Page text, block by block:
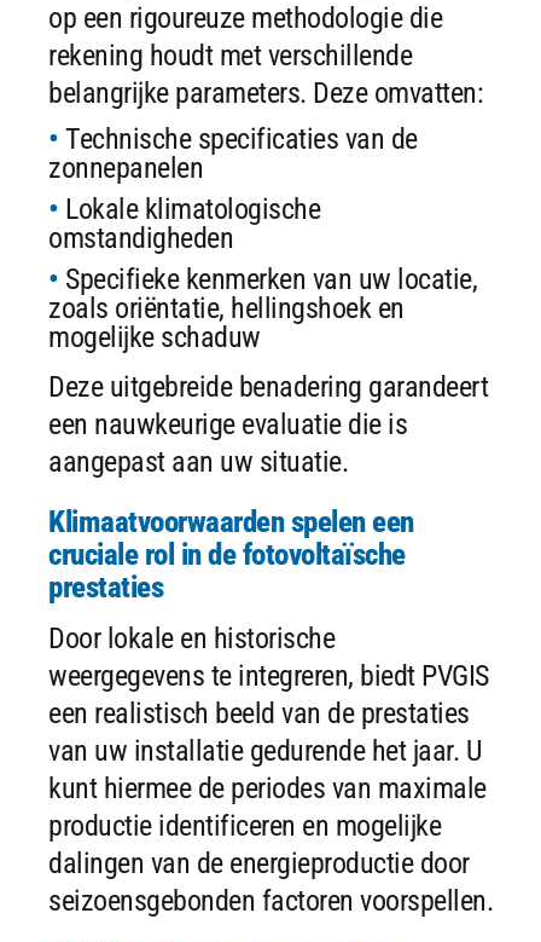
op een rigoureuze methodologie die
rekening houdt met verschillende
belangrijke parameters. Deze omvatten:
Technische specificaties van de
zonnepanelen
Lokale klimatologische
omstandigheden
Specifieke kenmerken van uw locatie,
zoals oriëntatie, hellingshoek en
mogelijke schaduw
Deze uitgebreide benadering garandeert
een nauwkeurige evaluatie die is
aangepast aan uw situatie.
Klimaatvoorwaarden spelen een
cruciale rol in de fotovoltaïsche
prestaties
Door lokale en historische
weergegevens te integreren, biedt PVGIS
een realistisch beeld van de prestaties
van uw installatie gedurende het jaar. U
kunt hiermee de periodes van maximale
productie identificeren en mogelijke
dalingen van de energieproductie door
seizoensgebonden factoren voorspellen.